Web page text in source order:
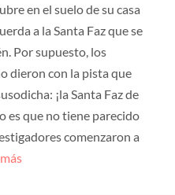
en el suelo de su casa
a la Santa Faz que se
Por supuesto, los
dieron con la pista que
¡la Santa Faz de
es que no tiene parecido
comenzaron a